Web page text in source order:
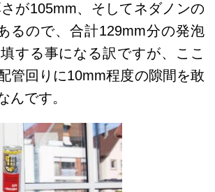
が105mm、そしてネダノンの
るので、合計129mm分の発泡
する事になる訳ですが、ここ
管回りに10mm程度の隙間を敢
んです。